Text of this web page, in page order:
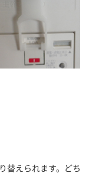
替えられます。どち